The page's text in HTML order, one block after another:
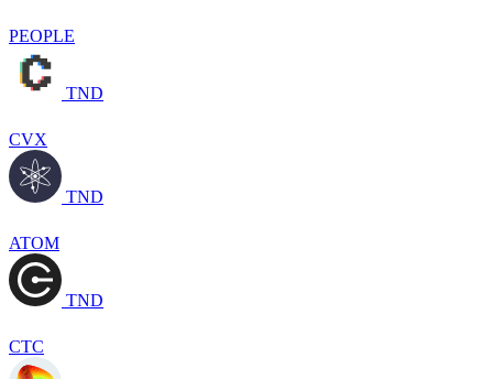
PEOPLE
TND
CVX
TND
ATOM
TND
CTC